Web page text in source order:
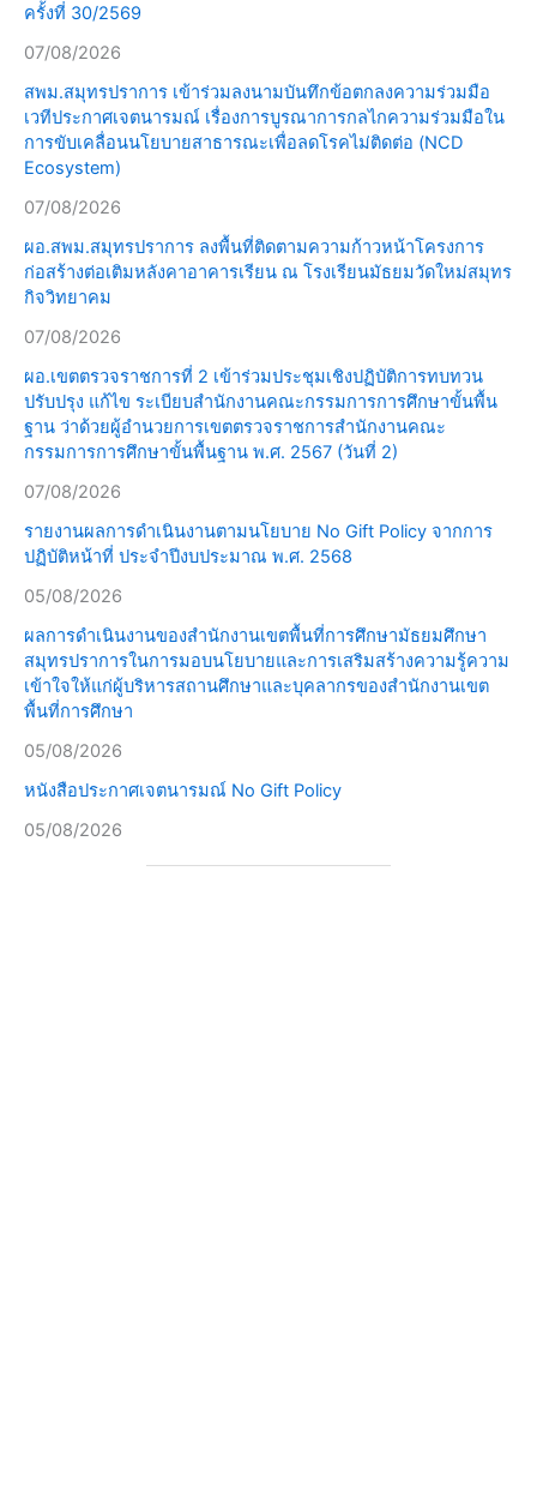
ครั้งที่ 30/2569
07/08/2026
สพม.สมุทรปราการ เข้าร่วมลงนามบันทึกข้อตกลงความร่วมมือ
เวทีประกาศเจตนารมณ์ เรื่องการบูรณาการกลไกความร่วมมือใน
การขับเคลื่อนนโยบายสาธารณะเพื่อลดโรคไม่ติดต่อ (NCD
Ecosystem)
07/08/2026
ผอ.สพม.สมุทรปราการ ลงพื้นที่ติดตามความก้าวหน้าโครงการ
ก่อสร้างต่อเติมหลังคาอาคารเรียน ณ โรงเรียนมัธยมวัดใหม่สมุทร
กิจวิทยาคม
07/08/2026
ผอ.เขตตรวจราชการที่ 2 เข้าร่วมประชุมเชิงปฏิบัติการทบทวน
ปรับปรุง แก้ไข ระเบียบสำนักงานคณะกรรมการการศึกษาขั้นพื้น
ฐาน ว่าด้วยผู้อำนวยการเขตตรวจราชการสำนักงานคณะ
กรรมการการศึกษาขั้นพื้นฐาน พ.ศ. 2567 (วันที่ 2)
07/08/2026
รายงานผลการดำเนินงานตามนโยบาย No Gift Policy จากการ
ปฏิบัติหน้าที่ ประจำปีงบประมาณ พ.ศ. 2568
05/08/2026
ผลการดำเนินงานของสำนักงานเขตพื้นที่การศึกษามัธยมศึกษา
สมุทรปราการในการมอบนโยบายและการเสริมสร้างความรู้ความ
เข้าใจให้แก่ผู้บริหารสถานศึกษาและบุคลากรของสำนักงานเขต
พื้นที่การศึกษา
05/08/2026
หนังสือประกาศเจตนารมณ์ No Gift Policy
05/08/2026